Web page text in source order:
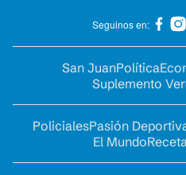
Seguinos en:
San JuanPolítica
Suplemento
PolicialesPasión
El Mundo